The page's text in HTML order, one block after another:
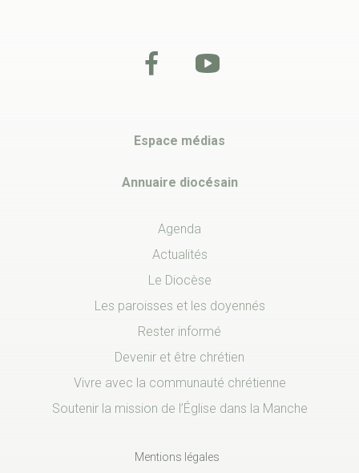
Espace médias
Annuaire diocésain
Agenda
Actualités
Le Diocèse
Les paroisses et les doyennés
Rester informé
Devenir et être chrétien
Vivre avec la communauté chrétienne
Soutenir la mission de l’Église dans la Manche
Mentions légales